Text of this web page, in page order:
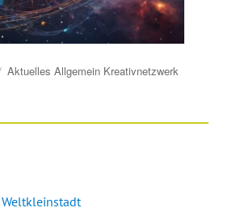
Aktuelles Allgemein Kreativnetzwerk